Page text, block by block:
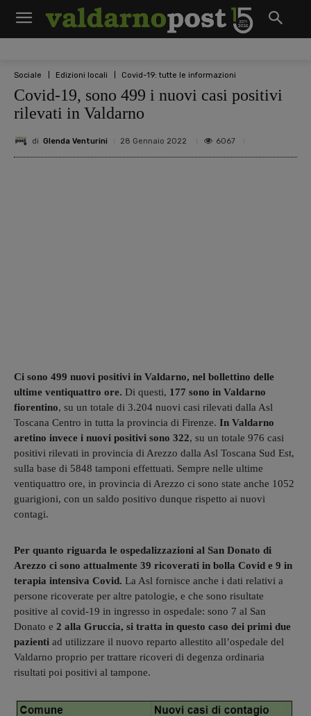
Sociale Edizioni locali Covid-19: tutte le informazioni
Covid-19, sono 499 i nuovi casi positivi
rilevati in Valdarno
di Glenda Venturini 28 Gennaio 2022 6067
Ci sono 499 nuovi positivi in Valdarno, nel bollettino delle
ultime ventiquattro ore. Di questi, 177 sono in Valdarno
fiorentino, su un totale di 3.204 nuovi casi rilevati dalla Asl
Toscana Centro in tutta la provincia di Firenze. In Valdarno
aretino invece i nuovi positivi sono 322, su un totale 976 casi
positivi rilevati in provincia di Arezzo dalla Asl Toscana Sud Est,
sulla base di 5848 tamponi effettuati. Sempre nelle ultime
ventiquattro ore, in provincia di Arezzo ci sono state anche 1052
guarigioni, con un saldo positivo dunque rispetto ai nuovi
contagi.
Per quanto riguarda le ospedalizzazioni al San Donato di
Arezzo ci sono attualmente 39 ricoverati in bolla Covid e 9 in
terapia intensiva Covid. La Asl fornisce anche i dati relativi a
persone ricoverate per altre patologie, e che sono risultate
positive al covid-19 in ingresso in ospedale: sono 7 al San
Donato e 2 alla Gruccia, si tratta in questo caso dei primi due
pazienti ad utilizzare il nuovo reparto allestito all’ospedale del
Valdarno proprio per trattare ricoveri di degenza ordinaria
risultati poi positivi al tampone.